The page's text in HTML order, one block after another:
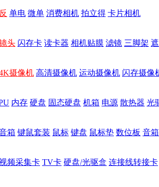
单电 微单 消费相机 拍立得 卡片相机
头 闪存卡 读卡器 相机贴膜 滤镜 三脚架
摄像机 高清摄像机 运动摄像机 闪存摄像
内存 硬盘 固态硬盘 机箱 电源 散热器 光
箱 键鼠套装 鼠标 键盘 鼠标垫 数位板 音
频采集卡 TV卡 硬盘/光驱盒 连接线转接卡